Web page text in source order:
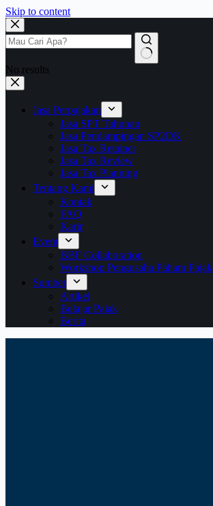
Skip to content
No results
Jasa Perpajakan
Jasa SPT Tahunan
Jasa Pendampingan SP2DK
Jasa Tax Retainer
Jasa Tax Review
Jasa Tax Planning
Tentang Kami
Kontak
FAQ
Karir
Event
BBF Collaboration
Workshop Pengusaha Paham Pajak
Sumber
Artikel
Belajar Pajak
Berita